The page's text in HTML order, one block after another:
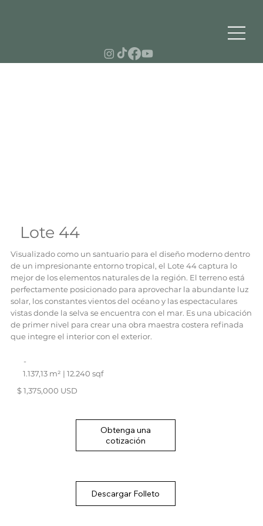
Lote 44
Visualizado como un santuario para el diseño moderno dentro
de un impresionante entorno tropical, el Lote 44 captura lo
mejor de los elementos naturales de la región. El terreno está
perfectamente posicionado para aprovechar la abundante luz
solar, los constantes vientos del océano y las espectaculares
vistas donde la selva se encuentra con el mar. Es una ubicación
de primer nivel para crear una obra maestra costera refinada
que integre el interior con el exterior.
-
1.137,13 m² | 12.240 sqf
$ 1,375,000 USD
Obtenga una
cotización
Descargar Folleto